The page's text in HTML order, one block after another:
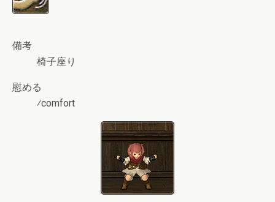
備考
椅子座り
慰める
⁄comfort